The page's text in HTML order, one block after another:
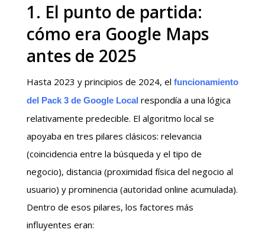
1. El punto de partida:
cómo era Google Maps
antes de 2025
Hasta 2023 y principios de 2024, el funcionamiento
del Pack 3 de Google Local respondía a una lógica
relativamente predecible. El algoritmo local se
apoyaba en tres pilares clásicos: relevancia
(coincidencia entre la búsqueda y el tipo de
negocio), distancia (proximidad física del negocio al
usuario) y prominencia (autoridad online acumulada).
Dentro de esos pilares, los factores más
influyentes eran: